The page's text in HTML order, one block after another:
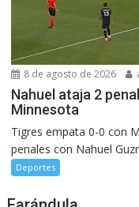
8 de agosto de 2026
Nahuel ataja 2
Minnesota
Tigres empata 0-0 con
penales con Nahuel
Deportes